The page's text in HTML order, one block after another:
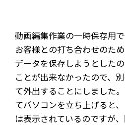
動画編集作業の一時保存用で
お客様との打ち合わせのた
データを保存しようとした
ことが出来なかったので、
て外出することにしました
てパソコンを立ち上げると
は表示されているのですが